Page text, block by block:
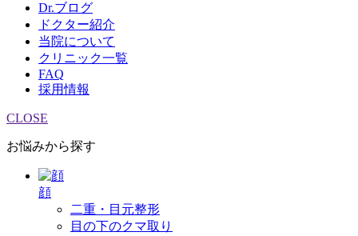
Dr.ブログ
ドクター紹介
当院について
クリニック一覧
FAQ
採用情報
CLOSE
お悩みから探す
顔
二重・目元整形
目の下のクマ取り